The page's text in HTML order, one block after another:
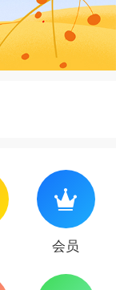
会员